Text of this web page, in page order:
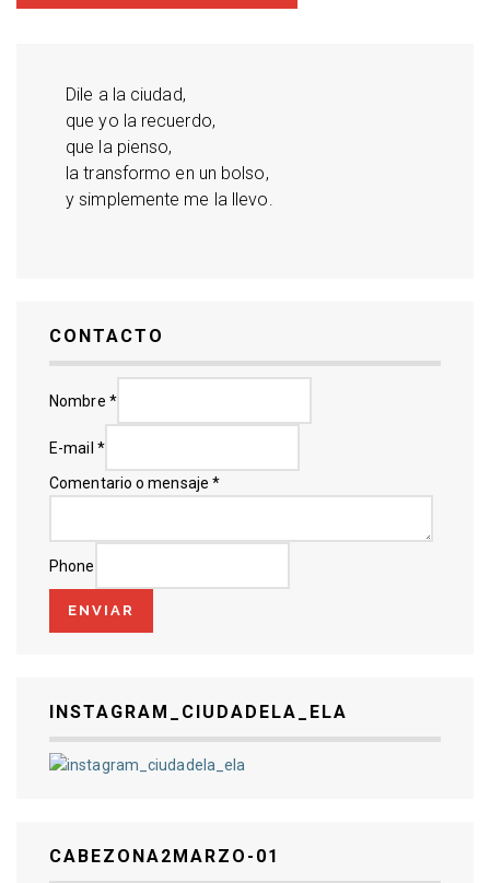
Dile a la ciudad,
que yo la recuerdo,
que la pienso,
la transformo en un bolso,
y simplemente me la llevo.
CONTACTO
Nombre *
E-mail *
Comentario o mensaje*
Phone
ENVIAR
INSTAGRAM_CIUDADELA_ELA
CABEZONA2MARZO-01